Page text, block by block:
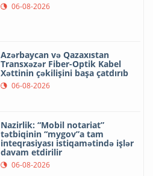
06-08-2026
Azərbaycan və Qazaxıstan
Transxəzər Fiber-Optik Kabel
Xəttinin çəkilişini başa çatdırıb
06-08-2026
Nazirlik: “Mobil notariat”
tətbiqinin “mygov”a tam
inteqrasiyası istiqamətində işlər
davam etdirilir
06-08-2026